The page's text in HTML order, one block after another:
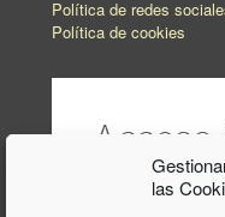
las
Política de redes
Política de cookies